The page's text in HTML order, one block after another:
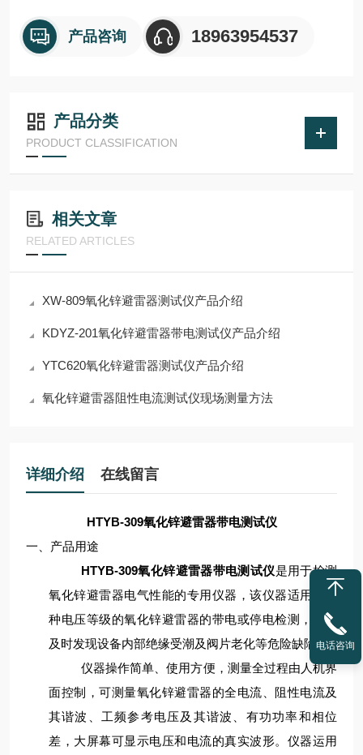
产品咨询 18963954537
产品分类
PRODUCT CLASSIFICATION
相关文章
RELATED ARTICLES
XW-809氧化锌避雷器测试仪产品介绍
KDYZ-201氧化锌避雷器带电测试仪产品介绍
YTC620氧化锌避雷器测试仪产品介绍
氧化锌避雷器阻性电流测试仪现场测量方法
详细介绍 在线留言
HTYB-309氧化锌避雷器带电测试仪
一、产品用途
HTYB-309氧化锌避雷器带电测试仪是用于检测
氧化锌避雷器电气性能的专用仪器，该仪器适用于各
种电压等级的氧化锌避雷器的带电或停电检测，从而
及时发现设备内部绝缘受潮及阀片老化等危险缺陷。
仪器操作简单、使用方便，测量全过程由人机界
面控制，可测量氧化锌避雷器的全电流、阻性电流及
其谐波、工频参考电压及其谐波、有功功率和相位
差，大屏幕可显示电压和电流的真实波形。仪器运用
电话咨询